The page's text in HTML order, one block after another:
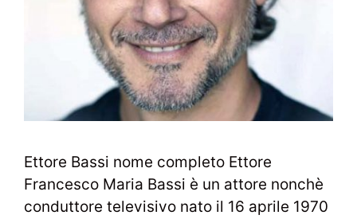
Ettore Bassi nome completo Ettore
Francesco Maria Bassi è un attore nonchè
conduttore televisivo nato il 16 aprile 1970